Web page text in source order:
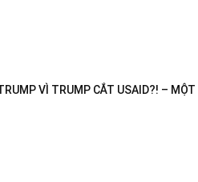
VÌ TRUMP CẮT USAID?! – MỘT